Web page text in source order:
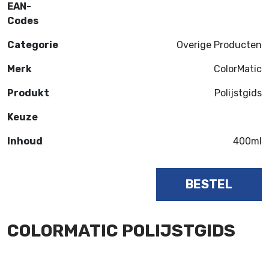
EAN-
Codes
Categorie Overige Producten
Merk ColorMatic
Produkt Polijstgids
Keuze
Inhoud 400ml
BESTEL
COLORMATIC POLIJSTGIDS